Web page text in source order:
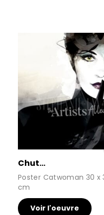
Chut…
Poster Catwoman 30 x
cm
Voir l'oeuvre